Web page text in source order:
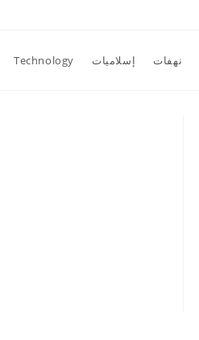
نهفات إسلاميات Technology